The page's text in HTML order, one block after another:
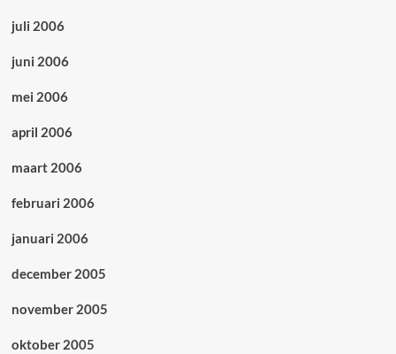
juli 2006
juni 2006
mei 2006
april 2006
maart 2006
februari 2006
januari 2006
december 2005
november 2005
oktober 2005